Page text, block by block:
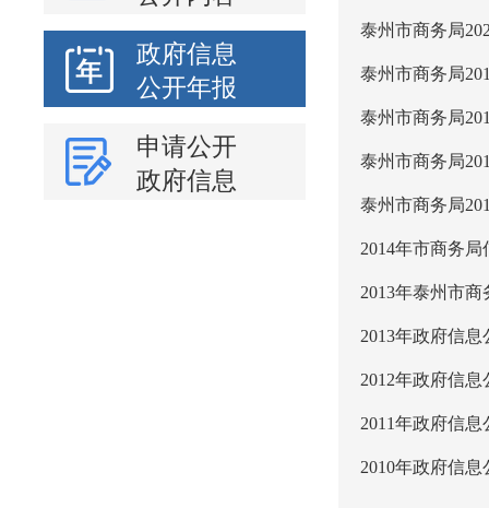
政府信息
公开年报
申请公开
政府信息
泰州市商务局
泰州市商务局
泰州市商务局
泰州市商务局
泰州市商务局
2014年市商务
2013年泰州市
2013年政府信息
2012年政府信
2011年政府信
2010年政府信